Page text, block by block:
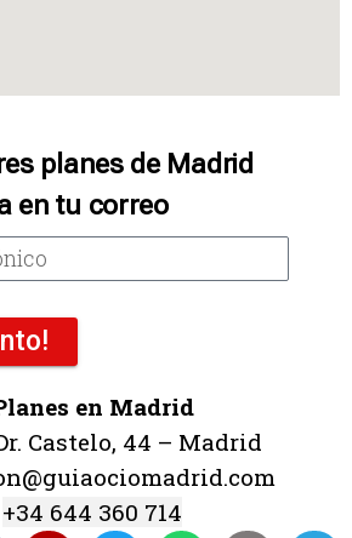
planes de Madrid
en tu correo
en Madrid
Castelo, 44 – Madrid
+34 644 360 714